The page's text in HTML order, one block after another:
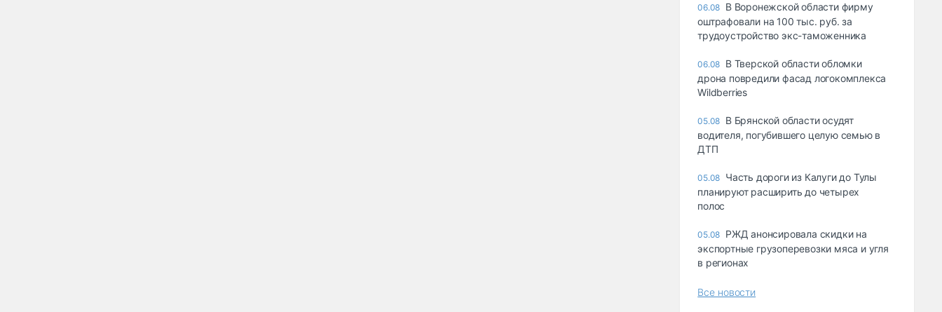
06.08 В Воронежской области фирму
оштрафовали на 100 тыс. руб. за
трудоустройство экс-таможенника
06.08 В Тверской области обломки
дрона повредили фасад логокомплекса
Wildberries
05.08 В Брянской области осудят
водителя, погубившего целую семью в
ДТП
05.08 Часть дороги из Калуги до Тулы
планируют расширить до четырех
полос
05.08 РЖД анонсировала скидки на
экспортные грузоперевозки мяса и угля
в регионах
Все новости